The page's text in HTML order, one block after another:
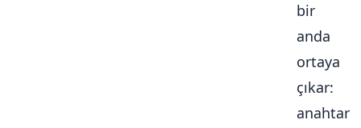
bir
anda
ortaya
çıkar:
anahtar